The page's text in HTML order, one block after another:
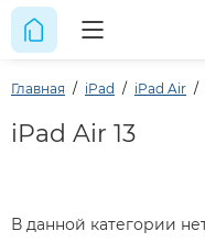
Главная iPad iPad Air
iPad Air 13
В данной категории